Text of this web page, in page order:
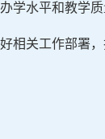
学水平和教学质
相关工作部署